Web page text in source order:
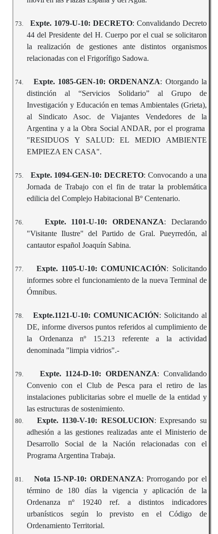
73. Expte. 1079-U-10: DECRETO: Convalidando Decreto
44 del Presidente del H. Cuerpo por el cual se solicitaron
la realización de gestiones ante distintos organismos
relacionadas con el Frigorífigo Sadowa.
74. Expte. 1085-GEN-10: ORDENANZA: Otorgando la
distinción al “Servicios Solidario” al Grupo de
Investigación y Educación en temas Ambientales (Grieta),
al Sindicato Asoc. de Viajantes Vendedores de la
Argentina y a la Obra Social ANDAR, por el programa
"RESIDUOS Y SALUD: EL MEDIO AMBIENTE
EMPIEZA EN CASA".
75. Expte. 1094-GEN-10: DECRETO: Convocando a una
Jornada de Trabajo con el fin de tratar la problemática
edilicia del Complejo Habitacional Bº Centenario.
76. Expte. 1101-U-10: ORDENANZA: Declarando
"Visitante Ilustre" del Partido de Gral. Pueyrredón, al
cantautor español Joaquín Sabina.
77. Expte. 1105-U-10: COMUNICACIÓN: Solicitando
informes sobre el funcionamiento de la nueva Terminal de
Ómnibus.
78. Expte.1121-U-10: COMUNICACIÓN: Solicitando al
DE, informe diversos puntos referidos al cumplimiento de
la Ordenanza nº 15.213 referente a la actividad
denominada "limpia vidrios".-
79. Expte. 1124-D-10: ORDENANZA: Convalidando
Convenio con el Club de Pesca para el retiro de las
instalaciones publicitarias sobre el muelle de la entidad y
las estructuras de sostenimiento.
80. Expte. 1130-V-10: RESOLUCION: Expresando su
adhesión a las gestiones realizadas ante el Ministerio de
Desarrollo Social de la Nación relacionadas con el
Programa Argentina Trabaja.
81. Nota 15-NP-10: ORDENANZA: Prorrogando por el
término de 180 días la vigencia y aplicación de la
Ordenanza nº 19240 ref. a distintos indicadores
urbanísticos según lo previsto en el Código de
Ordenamiento Territorial.